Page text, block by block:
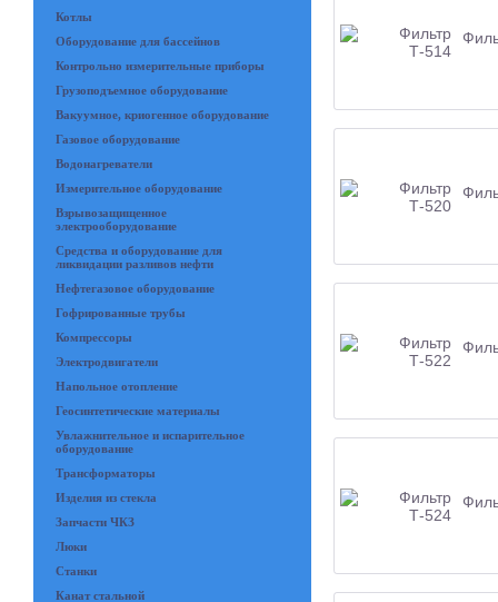
Котлы
Оборудование для бассейнов
Контрольно измерительные приборы
Грузоподъемное оборудование
Вакуумное, криогенное оборудование
Газовое оборудование
Водонагреватели
Измерительное оборудование
Взрывозащищенное
электрооборудование
Средства и оборудование для
ликвидации разливов нефти
Нефтегазовое оборудование
Гофрированные трубы
Компрессоры
Электродвигатели
Напольное отопление
Геосинтетические материалы
Увлажнительное и испарительное
оборудование
Трансформаторы
Изделия из стекла
Запчасти ЧКЗ
Люки
Станки
Канат стальной